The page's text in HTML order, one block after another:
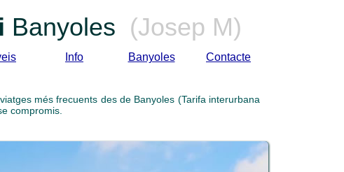
Banyoles (Josep M)
Info Banyoles
Contacte
més frecuents des de Banyoles (Tarifa interurbana
compromis.